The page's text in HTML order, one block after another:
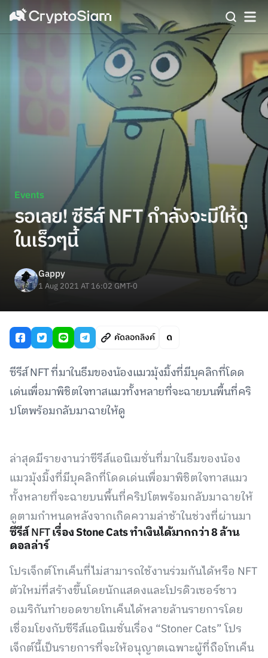
Events
รอเลย! ซีรีส์ NFT กำลังจะมีให้ดู
ในเร็วๆนี้
Gappy
1 Aug 2021 AT 16:02 GMT-0
คัดลอกลิงค์
ซีรีส์ NFT ที่มาในธีมของน้องแมวมุ้งมิ้งที่มีบุคลิกที่โดด
เด่นเพื่อมาพิชิตใจทาสแมวทั้งหลายที่จะฉายบนพื้นที่คริ
ปโตพร้อมกลับมาฉายให้ดู
ล่าสุดมีรายงานว่าซีรีส์แอนิเมชั่นที่มาในธีมของน้อง
แมวมุ้งมิ้งที่มีบุคลิกที่โดดเด่นเพื่อมาพิชิตใจทาสแมว
ทั้งหลายที่จะฉายบนพื้นที่คริปโตพร้อมกลับมาฉายให้
ดูตามกำหนดหลังจากเกิดความล่าช้าในช่วงที่ผ่านมา
ซีรีส์NFTเรื่อง Stone Cats ทำเงินได้มากกว่า 8 ล้าน
ดอลล่าร์
โปรเจ็กต์โทเค็นที่ไม่สามารถใช้งานร่วมกันได้หรือ NFT
ตัวใหม่ที่สร้างขึ้นโดยนักแสดงและโปรดิวเซอร์ชาว
อเมริกันทำยอดขายโทเค็นได้หลายล้านรายการโดย
เชื่อมโยงกับซีรีส์แอนิเมชั่นเรื่อง “Stoner Cats” โปร
เจ็กต์นี้เป็นรายการที่จะให้อนุญาตเฉพาะผู้ที่ถือโทเค็น